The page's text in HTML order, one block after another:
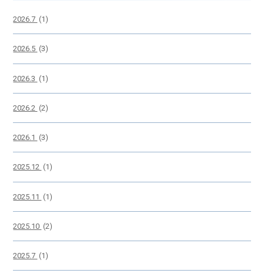
2026.7 (1)
2026.5 (3)
2026.3 (1)
2026.2 (2)
2026.1 (3)
2025.12 (1)
2025.11 (1)
2025.10 (2)
2025.7 (1)